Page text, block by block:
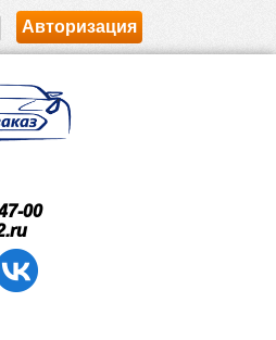
Авторизация
00